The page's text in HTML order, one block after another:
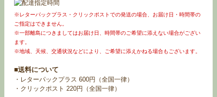
※レターパックプラス・クリックポストでの発送の場合、お届け日・時間帯の
ご指定はできません。
※一部離島につきましてはお届け日、時間帯のご希望に添えない場合がござい
ます。
※地域、天候、交通状況などにより、ご希望に添えかねる場合もございます。
■送料について
・レターパックプラス 600円（全国一律）
・クリックポスト 220円（全国一律）